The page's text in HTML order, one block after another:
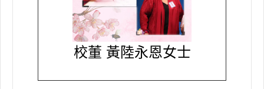
校董 黃陸永恩女士